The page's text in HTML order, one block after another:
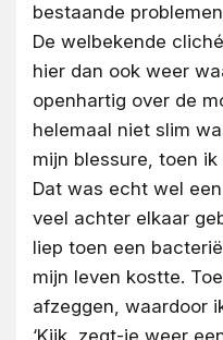
bestaande
De welbekende
hier dan ook weer
openhartig over de
helemaal niet slim
mijn blessure, toen
Dat was echt wel
veel achter elkaar
liep toen een
mijn leven kostte.
afzeggen, waardoor
‘Kijk, zegt-ie weer